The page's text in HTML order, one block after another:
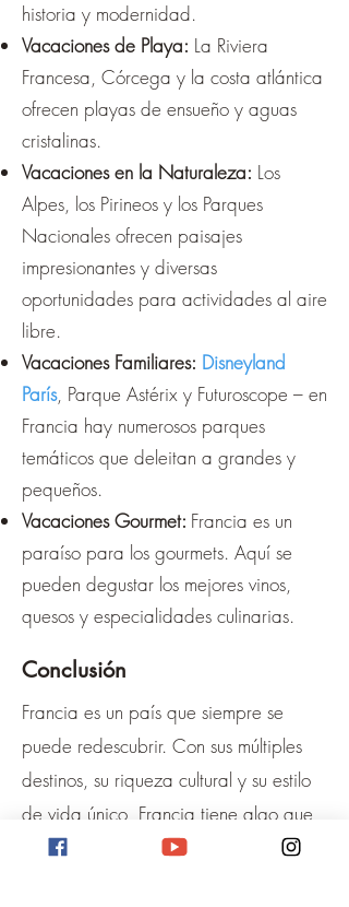
historia y modernidad.
Vacaciones de Playa: La Riviera
Francesa, Córcega y la costa atlántica
ofrecen playas de ensueño y aguas
cristalinas.
Vacaciones en la Naturaleza: Los
Alpes, los Pirineos y los Parques
Nacionales ofrecen paisajes
impresionantes y diversas
oportunidades para actividades al aire
libre.
Vacaciones Familiares: Disneyland
París, Parque Astérix y Futuroscope – en
Francia hay numerosos parques
temáticos que deleitan a grandes y
pequeños.
Vacaciones Gourmet: Francia es un
paraíso para los gourmets. Aquí se
pueden degustar los mejores vinos,
quesos y especialidades culinarias.
Conclusión
Francia es un país que siempre se
puede redescubrir. Con sus múltiples
destinos, su riqueza cultural y su estilo
de vida único, Francia tiene algo que
ofrecer para todo el mundo.